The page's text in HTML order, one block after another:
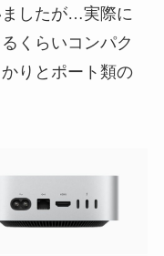
ましたが…実際に
くらいコンパク
りとポート類の